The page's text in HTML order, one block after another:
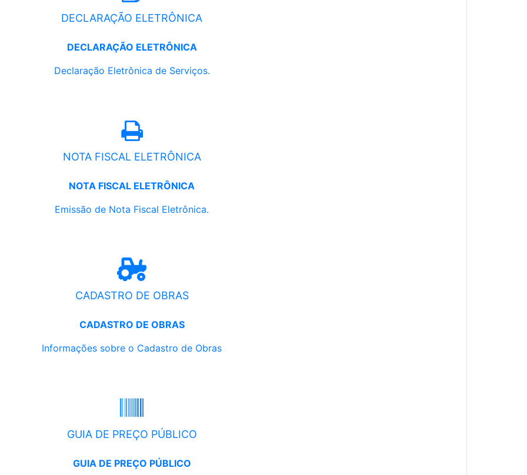
DECLARAÇÃO ELETRÔNICA
DECLARAÇÃO ELETRÔNICA
Declaração Eletrônica de Serviços.
NOTA FISCAL ELETRÔNICA
NOTA FISCAL ELETRÔNICA
Emissão de Nota Fiscal Eletrônica.
CADASTRO DE OBRAS
CADASTRO DE OBRAS
Informações sobre o Cadastro de Obras
GUIA DE PREÇO PÚBLICO
GUIA DE PREÇO PÚBLICO